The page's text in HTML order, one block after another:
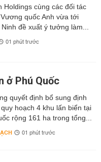
Holdings cùng các đối tác
quốc Anh vừa tới
đề xuất ý tưởng làm...
01 phút trước
ở Phú Quốc
quyết định bổ sung định
hoạch 4 khu lấn biển tại
rộng 161 ha trong tổng...
01 phút trước